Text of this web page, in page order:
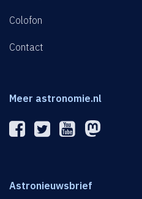
Colofon
Contact
Meer astronomie.nl
Astronieuwsbrief